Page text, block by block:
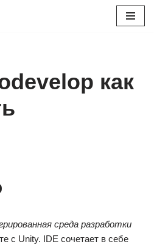
как
среда разработки
с Unity. IDE сочетает в себе